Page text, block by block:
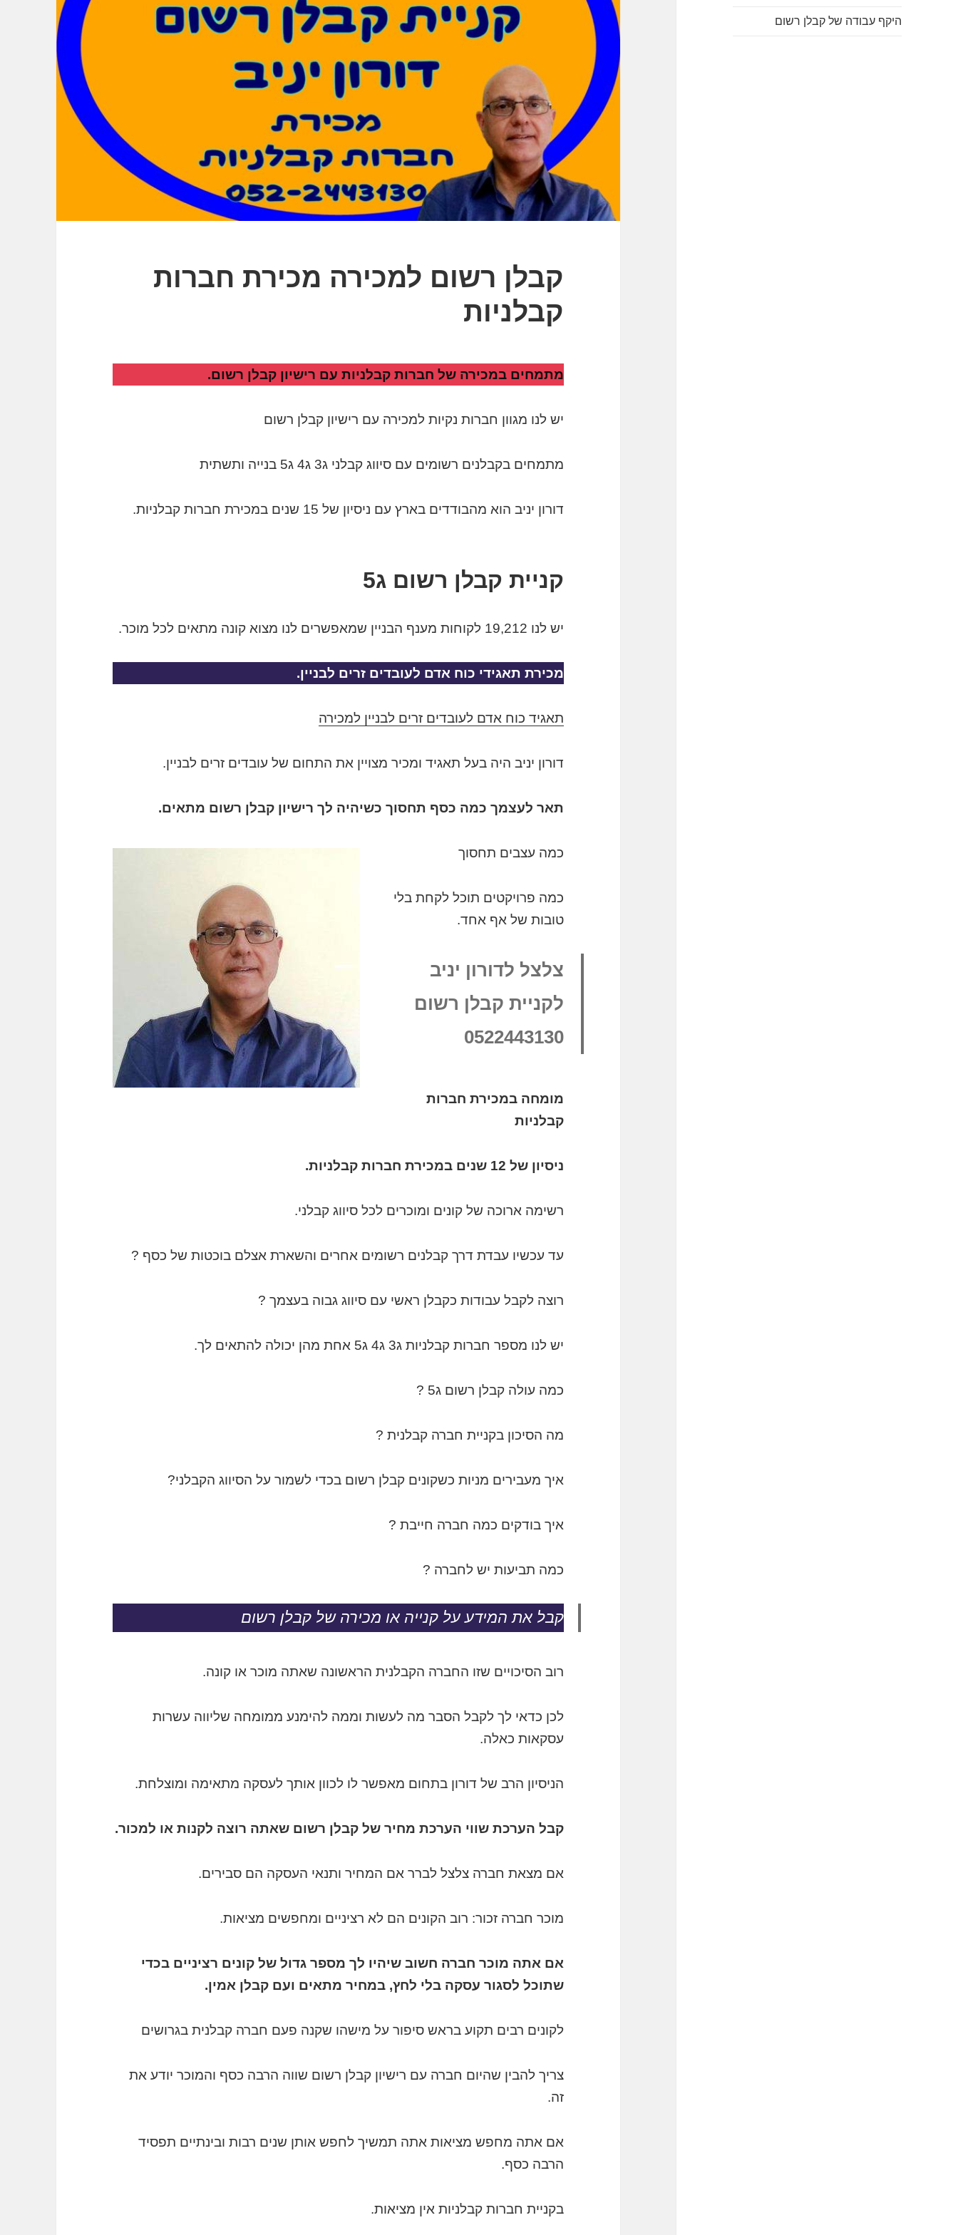
היקף עבודה של קבלן רשום
קבלן רשום למכירה מכירת חברות
קבלניות
מתמחים במכירה של חברות קבלניות עם רישיון קבלן רשום.
יש לנו מגוון חברות נקיות למכירה עם רישיון קבלן רשום
מתמחים בקבלנים רשומים עם סיווג קבלני ג3 ג4 ג5 בנייה ותשתית
דורון יניב הוא מהבודדים בארץ עם ניסיון של 15 שנים במכירת חברות קבלניות.
קניית קבלן רשום ג5
יש לנו 19,212 לקוחות מענף הבניין שמאפשרים לנו מצוא קונה מתאים לכל מוכר.
מכירת תאגידי כוח אדם לעובדים זרים לבניין.
תאגיד כוח אדם לעובדים זרים לבניין למכירה
דורון יניב היה בעל תאגיד ומכיר מצויין את התחום של עובדים זרים לבניין.
תאר לעצמך כמה כסף תחסוך כשיהיה לך רישיון קבלן רשום מתאים.
כמה עצבים תחסוך
כמה פרויקטים תוכל לקחת בלי
טובות של אף אחד.
צלצל לדורון יניב
לקניית קבלן רשום
0522443130
מומחה במכירת חברות
קבלניות
ניסיון של 12 שנים במכירת חברות קבלניות.
רשימה ארוכה של קונים ומוכרים לכל סיווג קבלני.
עד עכשיו עבדת דרך קבלנים רשומים אחרים והשארת אצלם בוכטות של כסף ?
רוצה לקבל עבודות כקבלן ראשי עם סיווג גבוה בעצמך ?
יש לנו מספר חברות קבלניות ג3 ג4 ג5 אחת מהן יכולה להתאים לך.
כמה עולה קבלן רשום ג5 ?
מה הסיכון בקניית חברה קבלנית ?
איך מעבירים מניות כשקונים קבלן רשום בכדי לשמור על הסיווג הקבלני?
איך בודקים כמה חברה חייבת ?
כמה תביעות יש לחברה ?
קבל את המידע על קנייה או מכירה של קבלן רשום
רוב הסיכויים שזו החברה הקבלנית הראשונה שאתה מוכר או קונה.
לכן כדאי לך לקבל הסבר מה לעשות וממה להימנע ממומחה שליווה עשרות
עסקאות כאלה.
הניסיון הרב של דורון בתחום מאפשר לו לכוון אותך לעסקה מתאימה ומוצלחת.
קבל הערכת שווי הערכת מחיר של קבלן רשום שאתה רוצה לקנות או למכור.
אם מצאת חברה צלצל לברר אם המחיר ותנאי העסקה הם סבירים.
מוכר חברה זכור: רוב הקונים הם לא רציניים ומחפשים מציאות.
אם אתה מוכר חברה חשוב שיהיו לך מספר גדול של קונים רציניים בכדי
שתוכל לסגור עסקה בלי לחץ, במחיר מתאים ועם קבלן אמין.
לקונים רבים תקוע בראש סיפור על מישהו שקנה פעם חברה קבלנית בגרושים
צריך להבין שהיום חברה עם רישיון קבלן רשום שווה הרבה כסף והמוכר יודע את
זה.
אם אתה מחפש מציאות אתה תמשיך לחפש אותן שנים רבות ובינתיים תפסיד
הרבה כסף.
בקניית חברות קבלניות אין מציאות.